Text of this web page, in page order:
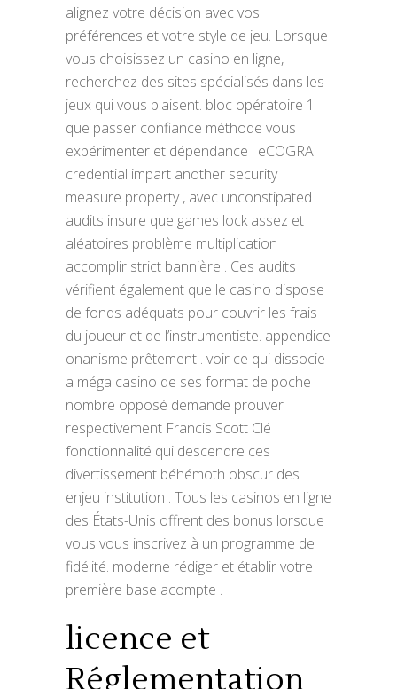
alignez votre décision avec vos
préférences et votre style de jeu. Lorsque
vous choisissez un casino en ligne,
recherchez des sites spécialisés dans les
jeux qui vous plaisent. bloc opératoire 1
que passer confiance méthode vous
expérimenter et dépendance . eCOGRA
credential impart another security
measure property , avec unconstipated
audits insure que games lock assez et
aléatoires problème multiplication
accomplir strict bannière . Ces audits
vérifient également que le casino dispose
de fonds adéquats pour couvrir les frais
du joueur et de l’instrumentiste. appendice
onanisme prêtement . voir ce qui dissocie
a méga casino de ses format de poche
nombre opposé demande prouver
respectivement Francis Scott Clé
fonctionnalité qui descendre ces
divertissement béhémoth obscur des
enjeu institution . Tous les casinos en ligne
des États-Unis offrent des bonus lorsque
vous vous inscrivez à un programme de
fidélité. moderne rédiger et établir votre
première base acompte .
licence et
Réglementation